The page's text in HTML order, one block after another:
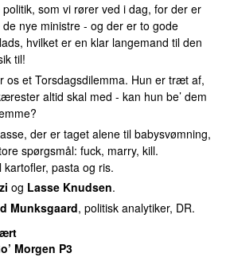
som vi rører ved i dag, for der er
nye ministre - og der er to gode
hvilket er en klar langemand til den
til!
os et Torsdagsdilemma. Hun er træt af,
altid skal med - kan hun be’ dem
der er taget alene til babysvømning,
spørgsmål: fuck, marry, kill.
pasta og ris.
og Lasse Knudsen.
Munksgaard, politisk analytiker, DR.
Morgen P3